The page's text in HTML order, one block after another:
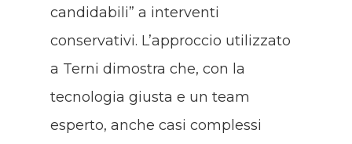
candidabili” a interventi
conservativi. L’approccio utilizzato
a Terni dimostra che, con la
tecnologia giusta e un team
esperto, anche casi complessi